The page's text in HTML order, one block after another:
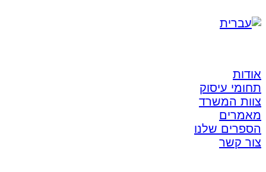
אודות
תחומי עיסוק
צוות המשרד
מאמרים
הספרים שלנו
צור קשר